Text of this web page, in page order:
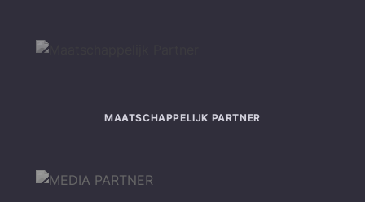
MAATSCHAPPELIJK PARTNER